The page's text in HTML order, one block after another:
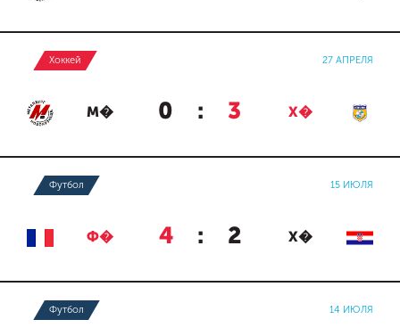
Хоккей 27 АПРЕЛЯ
М� 0 : 3 Х�
Футбол 15 ИЮЛЯ
Ф� 4 : 2 Х�
Футбол 14 ИЮЛЯ